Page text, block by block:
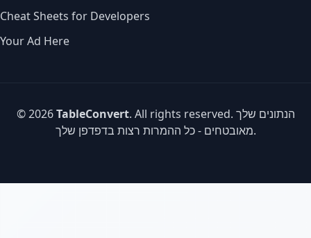
Cheat Sheets for Developers
Your Ad Here
© 2026TableConvert. All rights reserved. הנתונים שלך
מאובטחים - כל ההמרות רצות בדפדפן שלך.